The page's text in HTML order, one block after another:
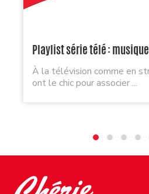
Playlist série télé :
À la télévision comme en
ont le chic pour associer ...